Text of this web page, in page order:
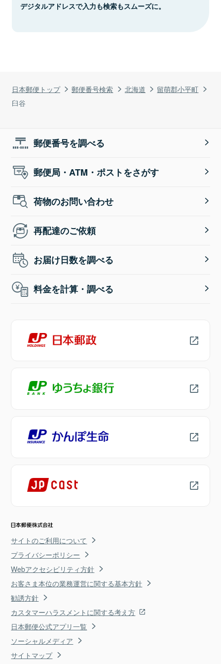
日本郵便トップ 郵便番号検索 北海道
留萌郡小平町
臼谷
デジタルアドレスで入力も検索もスムーズに。
郵便番号を調べる
郵便局・ATM・ポストをさがす
荷物のお問い合わせ
再配達のご依頼
お届け日数を調べる
料金を計算・調べる
サイトのご利用について
プライバシーポリシー
Webアクセシビリティ方針
お客さま本位の業務運営に関する基本方針
勧誘方針
カスタマーハラスメントに関する考え方
日本郵便公式アプリ一覧
ソーシャルメディア
サイトマップ